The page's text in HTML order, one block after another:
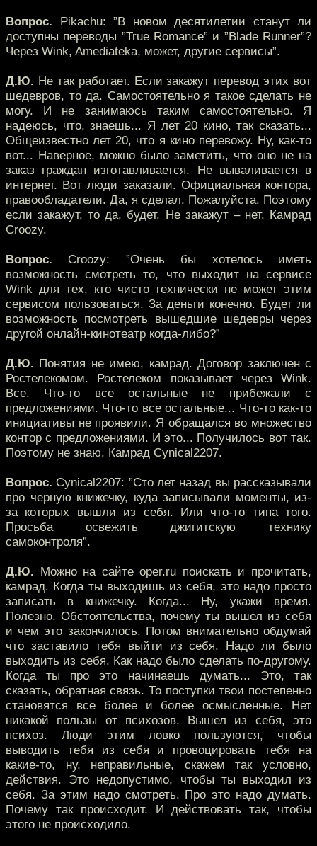
Вопрос. Pikachu: ”В новом десятилетии станут ли
доступны переводы ”True Romance” и ”Blade Runner”?
Через Wink, Amediateka, может, другие сервисы”.
Д.Ю. Не так работает. Если закажут перевод этих вот
шедевров, то да. Самостоятельно я такое сделать не
могу. И не занимаюсь таким самостоятельно. Я
надеюсь, что, знаешь... Я лет 20 кино, так сказать...
Общеизвестно лет 20, что я кино перевожу. Ну, как-то
вот... Наверное, можно было заметить, что оно не на
заказ граждан изготавливается. Не вываливается в
интернет. Вот люди заказали. Официальная контора,
правообладатели. Да, я сделал. Пожалуйста. Поэтому
если закажут, то да, будет. Не закажут – нет. Камрад
Croozy.
Вопрос. Croozy: ”Очень бы хотелось иметь
возможность смотреть то, что выходит на сервисе
Wink для тех, кто чисто технически не может этим
сервисом пользоваться. За деньги конечно. Будет ли
возможность посмотреть вышедшие шедевры через
другой онлайн-кинотеатр когда-либо?”
Д.Ю. Понятия не имею, камрад. Договор заключен с
Ростелекомом. Ростелеком показывает через Wink.
Все. Что-то все остальные не прибежали с
предложениями. Что-то все остальные... Что-то как-то
инициативы не проявили. Я обращался во множество
контор с предложениями. И это... Получилось вот так.
Поэтому не знаю. Камрад Cynical2207.
Вопрос. Cynical2207: ”Сто лет назад вы рассказывали
про черную книжечку, куда записывали моменты, из-
за которых вышли из себя. Или что-то типа того.
Просьба освежить джигитскую технику
самоконтроля”.
Д.Ю. Можно на сайте oper.ru поискать и прочитать,
камрад. Когда ты выходишь из себя, это надо просто
записать в книжечку. Когда... Ну, укажи время.
Полезно. Обстоятельства, почему ты вышел из себя
и чем это закончилось. Потом внимательно обдумай
что заставило тебя выйти из себя. Надо ли было
выходить из себя. Как надо было сделать по-другому.
Когда ты про это начинаешь думать... Это, так
сказать, обратная связь. То поступки твои постепенно
становятся все более и более осмысленные. Нет
никакой пользы от психозов. Вышел из себя, это
психоз. Люди этим ловко пользуются, чтобы
выводить тебя из себя и провоцировать тебя на
какие-то, ну, неправильные, скажем так условно,
действия. Это недопустимо, чтобы ты выходил из
себя. За этим надо смотреть. Про это надо думать.
Почему так происходит. И действовать так, чтобы
этого не происходило.